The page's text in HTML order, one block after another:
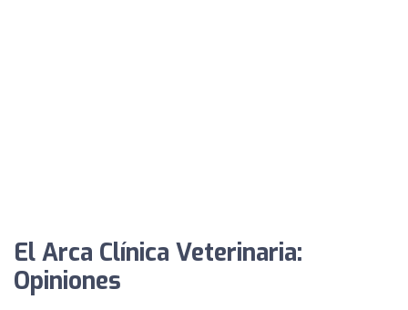
El Arca Clínica Veterinaria:
Opiniones